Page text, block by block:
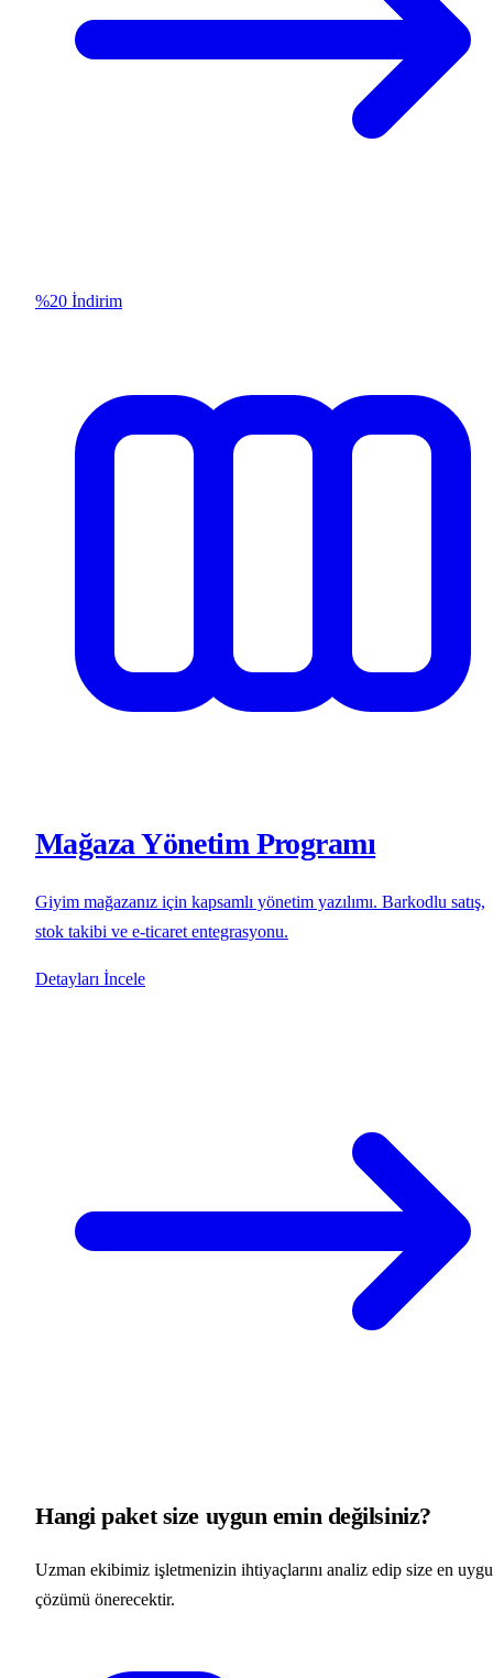
%20 İndirim
Mağaza Yönetim Programı
Giyim mağazanız için kapsamlı yönetim yazılımı. Barkodlu satış,
stok takibi ve e-ticaret entegrasyonu.
Detayları İncele
Hangi paket size uygun emin değilsiniz?
Uzman ekibimiz işletmenizin ihtiyaçlarını analiz edip size en
çözümü önerecektir.